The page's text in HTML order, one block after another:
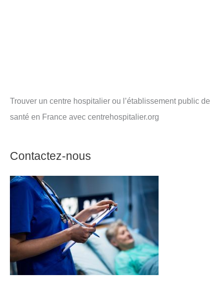
Trouver un centre hospitalier ou l’établissement public de
santé en France avec centrehospitalier.org
Contactez-nous